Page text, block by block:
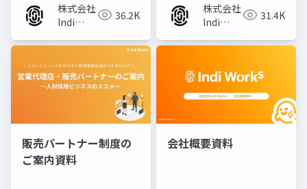
株式会社
Indi
36.2K
株式会社
Indi
31.4K
販売パートナー制度の
ご案内資料
会社概要資料